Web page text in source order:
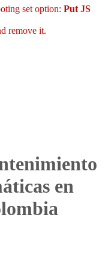
set option: Put JS
remove it.
en